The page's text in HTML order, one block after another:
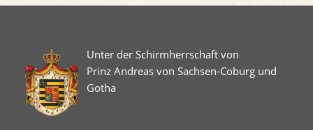
Unter der Schirmherrschaft von
Prinz Andreas von Sachsen-Coburg und
Gotha